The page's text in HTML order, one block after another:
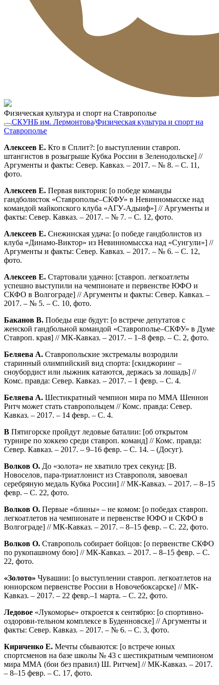
Физическая культура и спорт на Ставрополье
СКУНБ им. Лермонтова/Физическая культура и спорт на
Ставрополье
Алексеев Е. Кто в Сплит?: [о выступлении ставроп.
штангистов в розыгрыше Кубка России в Зеленодольске] //
Аргументы и факты: Север. Кавказ. – 2017. – № 8. – С. 11,
фото.
Алексеев Е. Первая виктория: [о победе команды
гандболисток «Ставрополье–СКФУ» в Невинномысске над
командой майкопского клуба «АГУ-Адыиф»] // Аргументы и
факты: Север. Кавказ. – 2017. – № 7. – С. 12, фото.
Алексеев Е. Снежинская удача: [о победе гандболистов из
клуба «Динамо-Виктор» из Невинномысска над «Сунгули»] //
Аргументы и факты: Север. Кавказ. – 2017. – № 6. – С. 12,
фото.
Алексеев Е. Стартовали удачно: [ставроп. легкоатлеты
успешно выступили на чемпионате и первенстве ЮФО и
СКФО в Волгограде] // Аргументы и факты: Север. Кавказ. –
2017. – № 5. – С. 10, фото.
Баканов В. Победы еще будут: [о встрече депутатов с
женской гандбольной командой «Ставрополье–СКФУ» в Думе
Ставроп. края] // МК-Кавказ. – 2017. – 1–8 февр. – С. 2, фото.
Беляева А. Ставропольские экстремалы возродили
старинный олимпийский вид спорта: [скиджоринг –
сноубордист или лыжник катаются, держась за лошадь] //
Комс. правда: Север. Кавказ. – 2017. – 1 февр. – С. 4.
Беляева А. Шестикратный чемпион мира по ММА Шеннон
Ритч может стать ставропольцем // Комс. правда: Север.
Кавказ. – 2017. – 14 февр. – С. 4.
В Пятигорске пройдут ледовые баталии: [об открытом
турнире по хоккею среди ставроп. команд] // Комс. правда:
Север. Кавказ. – 2017. – 9–16 февр. – С. 14. – (Досуг).
Волков О. До «золота» не хватило трех секунд: [В.
Новоселов, пара-триатлонист из Ставрополя, завоевал
серебряную медаль Кубка России] // МК-Кавказ. – 2017. – 8–15
февр. – С. 22, фото.
Волков О. Первые «блины» – не комом: [о победах ставроп.
легкоатлетов на чемпионате и первенстве ЮФО и СКФО в
Волгограде] // МК-Кавказ. – 2017. – 8–15 февр. – С. 22, фото.
Волков О. Ставрополь собирает бойцов: [о первенстве СКФО
по рукопашному бою] // МК-Кавказ. – 2017. – 8–15 февр. – С.
22, фото.
«Золото» Чувашии: [о выступлении ставроп. легкоатлетов на
юниорском первенстве России в Новочебоксарске] // МК-
Кавказ. – 2017. – 22 февр.–1 марта. – С. 22, фото.
Ледовое «Лукоморье» откроется к сентябрю: [о спортивно-
оздорови-тельном комплексе в Буденновске] // Аргументы и
факты: Север. Кавказ. – 2017. – № 6. – С. 3, фото.
Кириченко Е. Мечты сбываются: [о встрече юных
спортсменов на базе школы № 43 с шестикратным чемпионом
мира ММА (бои без правил) Ш. Ритчем] // МК-Кавказ. – 2017.
– 8–15 февр. – С. 17, фото.